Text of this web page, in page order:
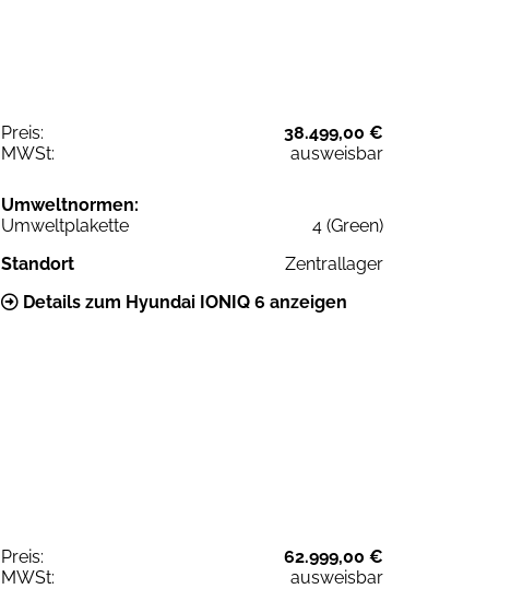
Preis:
38.499,00 €
MWSt:
ausweisbar
Umweltnormen:
Umweltplakette
4 (Green)
Standort
Zentrallager
Details zum Hyundai IONIQ 6 anzeigen
Preis:
62.999,00 €
MWSt:
ausweisbar